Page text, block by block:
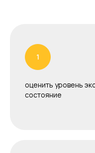
оценить уровень
состояние